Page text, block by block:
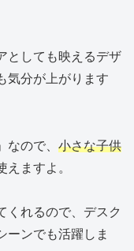
としても映えるデザ
気分が上がります
なので、 小さな子供
えますよ。
くれるので、デスク
ーンでも活躍しま